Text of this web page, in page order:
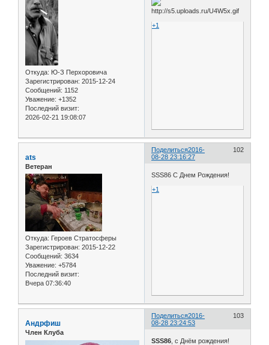
Откуда: Ю-З Перхоровича
Зарегистрирован: 2015-12-24
Сообщений: 1152
Уважение: +1352
Последний визит:
2026-02-21 19:08:07
+1
Поделиться 102
2016-
08-28 23:16:27
ats
Ветеран
Откуда: Героев Стратосферы
Зарегистрирован: 2015-12-22
Сообщений: 3634
Уважение: +5784
Последний визит:
Вчера 07:36:40
SSS86 С Днем Рождения!
+1
Поделиться 103
2016-
08-28 23:24:53
Андрфиш
Член Клуба
SSS86 , с Днём рождения!